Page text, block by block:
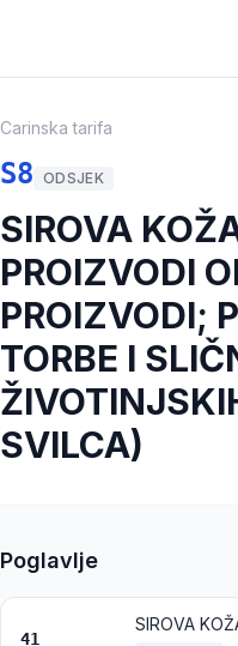
Carinska tarifa
S8 ODSJEK
SIROVA
PROIZVODI
PROIZVODI;
TORBE I
SVILCA)
Poglavlje
41
SIROVA